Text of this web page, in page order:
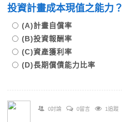
投資計畫成本現值之能力？
(A)計畫自償率
(B)投資報酬率
(C)資產獲利率
(D)長期償債能力比率
0討論 0留言 1追蹤